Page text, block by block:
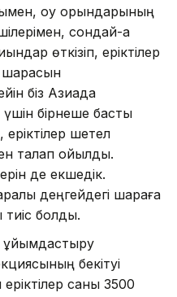
оқу орындарының
сондай-ақ
өткізіп, еріктілер
шарасын
біз Азиада
үшін бірнеше басты
еріктілер шетел
талап қойылды.
де екшедік.
деңгейдегі шараға
тиіс болды.
ұйымдастыру
бекітуі
саны 3500